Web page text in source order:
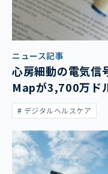
ニュース記事
心房細動の電気信
Mapが3,700万ド
デジタルヘルスケア